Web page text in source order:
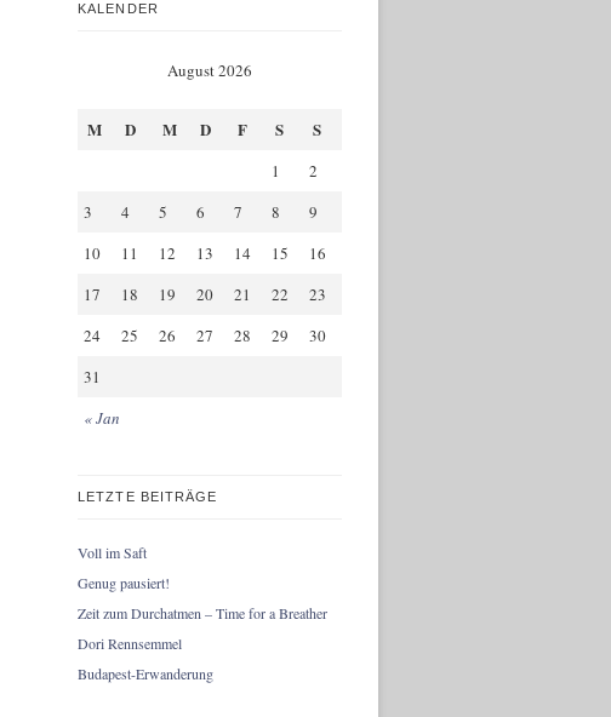
KALENDER
August 2026
M D M D F S S
« Jan
1
2
3
4 5 6 7 8
9
10
11 12 13 14 15
16
17
18 19 20 21 22
23
24
25 26 27 28 29
30
31
LETZTE BEITRÄGE
Voll im Saft
Genug pausiert!
Zeit zum Durchatmen – Time for a Breather
Dori Rennsemmel
Budapest-Erwanderung